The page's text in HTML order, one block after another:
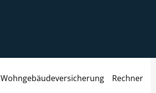
Wohngebäudeversicherung Rechner